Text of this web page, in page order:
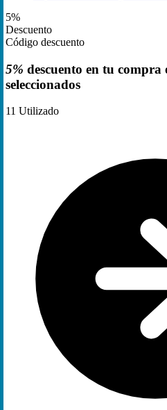
5%
Descuento
Código descuento
5% descuento en tu compra
seleccionados
11 Utilizado